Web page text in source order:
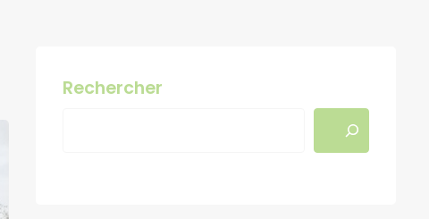
Rechercher